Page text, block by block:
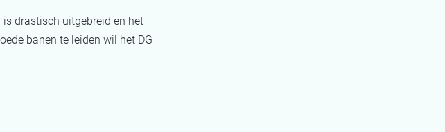
is drastisch uitgebreid en het
banen te leiden wil het DG